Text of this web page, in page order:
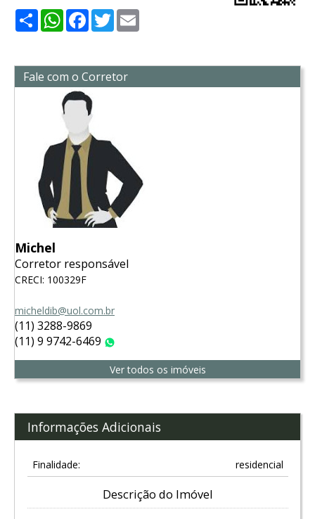
ShareWhatsApp
Facebook
Twitter
Fale com o Corretor
Michel
Corretor responsável
CRECI: 100329F
micheldib@uol.com.br
(11) 3288-9869
(11) 9 9742-6469
Ver todos os imóveis
Informações Adicionais
Finalidade: residencial
Descrição do Imóvel